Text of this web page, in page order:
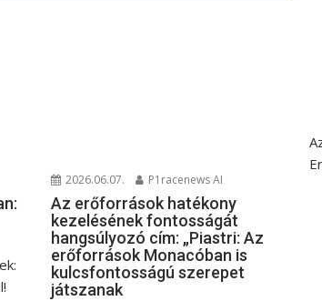
2026.06.07. P1racenews AI
Az erőforrások hatékony
kezelésének fontosságát
hangsúlyozó cím: „Piastri: Az
erőforrások Monacóban is
kulcsfontosságú szerepet
játszanak